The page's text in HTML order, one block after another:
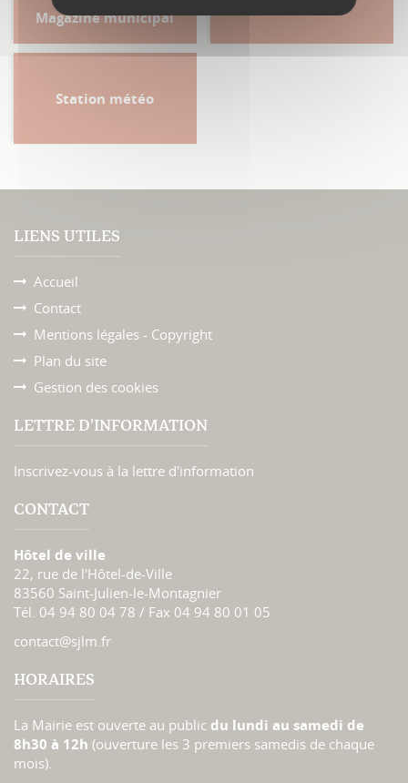
Magazine municipal
Station météo
LIENS UTILES
Accueil
Contact
Mentions légales - Copyright
Plan du site
Gestion des cookies
LETTRE D'INFORMATION
Inscrivez-vous à la lettre d'information
CONTACT
Hôtel de ville
22, rue de l'Hôtel-de-Ville
83560 Saint-Julien-le-Montagnier
Tél. 04 94 80 04 78 / Fax 04 94 80 01 05
contact@sjlm.fr
HORAIRES
La Mairie est ouverte au public du lundi au samedi de
8h30 à 12h (ouverture les 3 premiers samedis de chaque
mois).